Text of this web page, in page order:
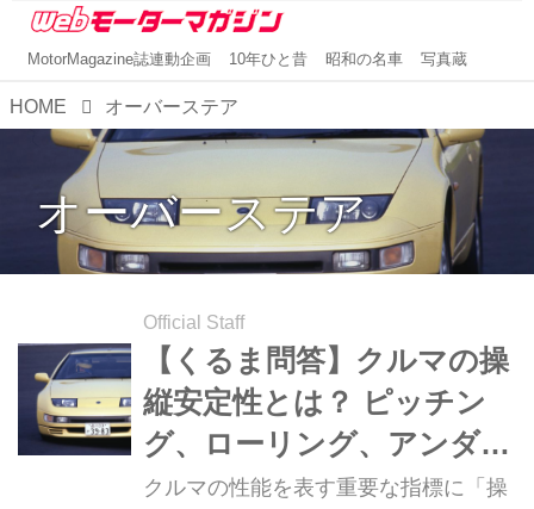
MotorMagazine誌連動企画 10年ひと昔 昭和の名車 写真蔵
HOME オーバーステア
オーバーステア
Official Staff
【くるま問答】クルマの操
縦安定性とは？ ピッチン
グ、ローリング、アンダー
ステア、オーバーステアを
クルマの性能を表す重要な指標に「操